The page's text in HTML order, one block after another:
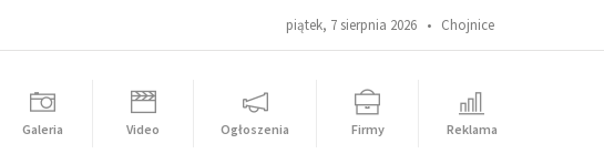
piątek, 7 sierpnia 2026 • Chojnice
Galeria Video Ogłoszenia Firmy Reklama